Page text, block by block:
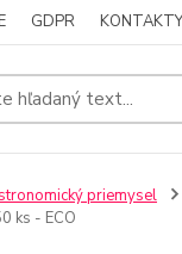
GDPR KONTAKTY
priemysel
ks - ECO